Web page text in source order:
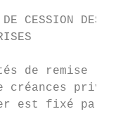
CESSION DES
de remise
créances
est fixé par